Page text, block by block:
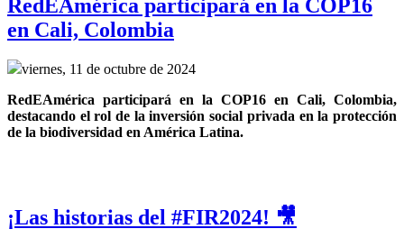
RedEAmérica participará en la COP16
en Cali, Colombia
viernes, 11 de octubre de 2024
RedEAmérica participará en la COP16 en Cali, Colombia,
destacando el rol de la inversión social privada en la protección
de la biodiversidad en América Latina.
¡Las historias del #FIR2024! 🎥